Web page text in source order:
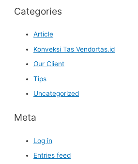
Categories
Article
Konveksi Tas Vendortas.id
Our Client
Tips
Uncategorized
Meta
Log in
Entries feed